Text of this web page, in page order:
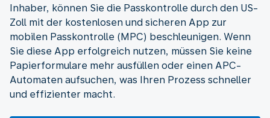
Inhaber, können Sie die Passkontrolle durch den US-
Zoll mit der kostenlosen und sicheren App zur
mobilen Passkontrolle (MPC) beschleunigen. Wenn
Sie diese App erfolgreich nutzen, müssen Sie keine
Papierformulare mehr ausfüllen oder einen APC-
Automaten aufsuchen, was Ihren Prozess schneller
und effizienter macht.